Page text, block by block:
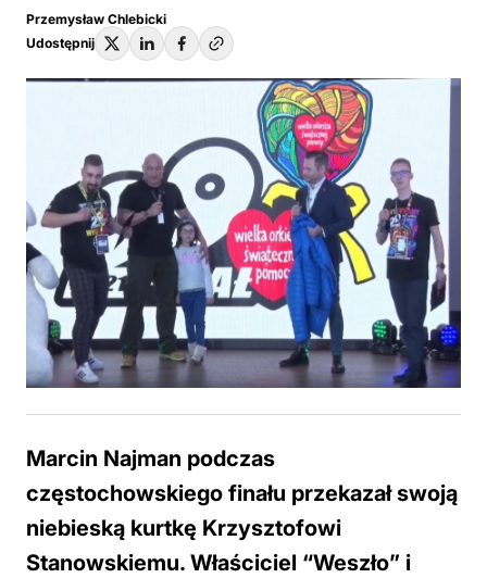
Przemysław Chlebicki
Udostępnij
Marcin Najman podczas
częstochowskiego finału przekazał swoją
niebieską kurtkę Krzysztofowi
Stanowskiemu. Właściciel “Weszło” i